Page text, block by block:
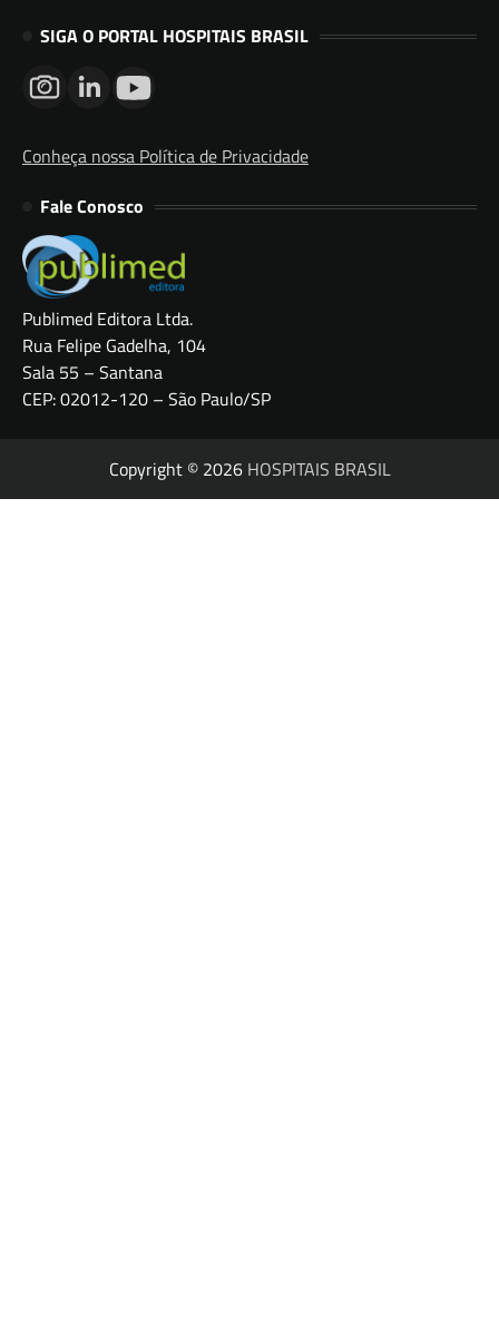
SIGA O PORTAL HOSPITAIS BRASIL
Conheça nossa Política de Privacidade
Fale Conosco
Publimed Editora Ltda.
Rua Felipe Gadelha, 104
Sala 55 – Santana
CEP: 02012-120 – São Paulo/SP
Copyright © 2026 HOSPITAIS BRASIL